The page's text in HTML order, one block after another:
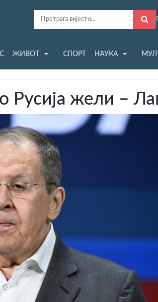
ЖИВОТ СПОРТ НАУКА
Русија жели –